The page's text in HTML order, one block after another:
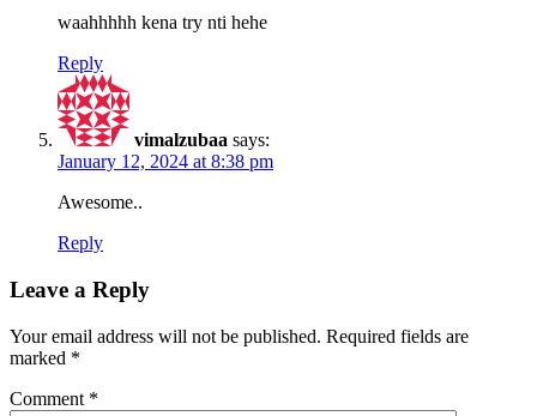
waahhhhh kena try nti hehe
Reply
vimalzubaa says:
January 12, 2024 at 8:38 pm
Awesome..
Reply
Leave a Reply
Your email address will not be published. Required fields are
marked *
Comment *